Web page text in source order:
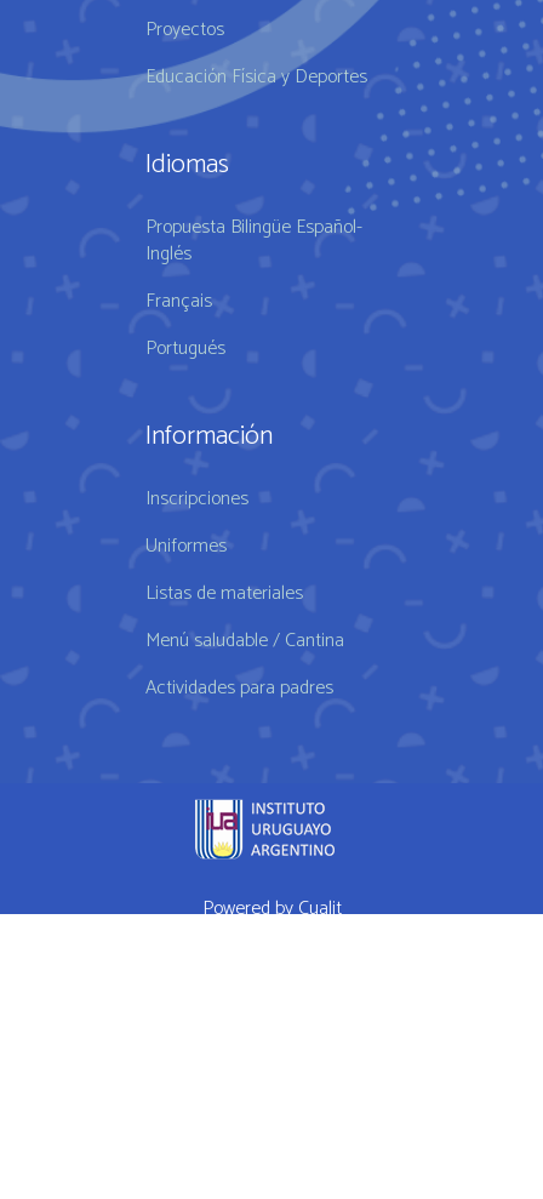
Proyectos
Educación Física y Deportes
Idiomas
Propuesta Bilingüe Español-
Inglés
Français
Portugués
Información
Inscripciones
Uniformes
Listas de materiales
Menú saludable / Cantina
Actividades para padres
Powered byCualit